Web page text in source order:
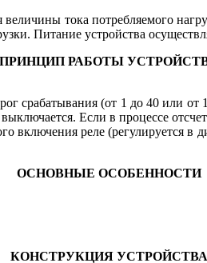
величины тока потребляемого
Питание устройства
ПРИНЦИП РАБОТЫ
срабатывания (от 1 до 40 или
Если в процессе
включения реле (регулируется
ОСНОВНЫЕ ОСОБЕННОСТИ
КОНСТРУКЦИЯ УСТРОЙСТВА